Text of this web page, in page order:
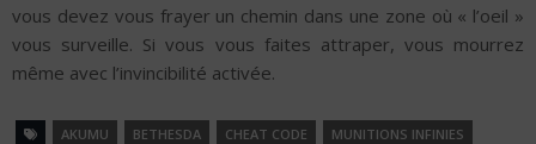
vous devez vous frayer un chemin dans une zone où « l’oeil »
vous surveille. Si vous vous faites attraper, vous mourrez
même avec l’invincibilité activée.
AKUMU BETHESDA CHEAT CODE
MUNITIONS INFINIES